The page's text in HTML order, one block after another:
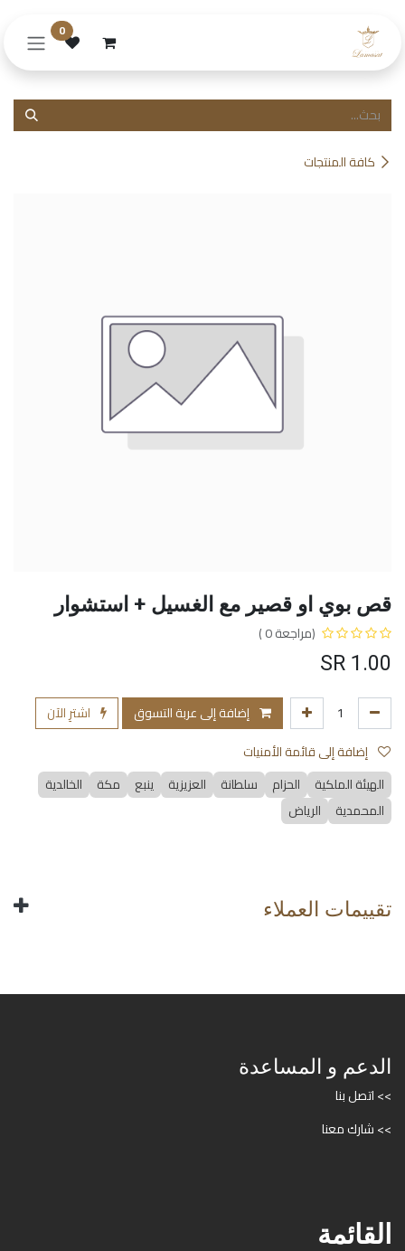
0
كافة المنتجات
قص بوي او قصير مع الغسيل + استشوار
(مراجعة 0 )
1.00
إضافة إلى عربة التسوق
اشترِ الآن
الهيئة الملكية
الحزام سلطانة العزيزية ينبع مكة
الخالدية
المحمدية
الرياض
تقييمات العملاء
الدعم و المساعدة
>> اتصل بنا
>> شارك معنا
القائمة